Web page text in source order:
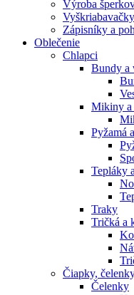
Výroba
Vyškriabavačky
Zápisníky a
Oblečenie
Chlapci
Bundy a
Mikiny a
Pyžamá
Tepláky
Traky
Tričká a
Čiapky,
Čelenky